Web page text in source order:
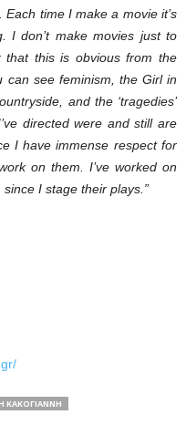
time I make a movie it’s
I don’t make movies just to
this is obvious from the
can see feminism, the Girl in
and the ‘tragedies’
directed were and still are
I have immense respect for
on them. I’ve worked on
I stage their plays.”
ΚΑΚΟΓΙΆΝΝΗ